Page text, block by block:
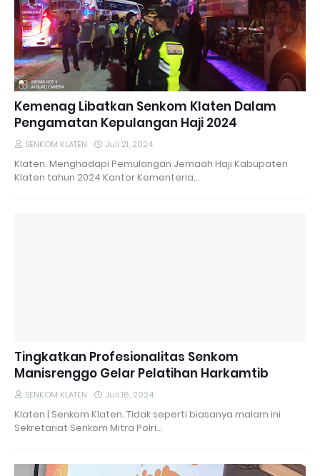
Kemenag Libatkan Senkom Klaten Dalam
Pengamatan Kepulangan Haji 2024
SENKOM KLATEN Juli 21, 2024
Klaten. Menghadapi Pemulangan Jemaah Haji Kabupaten
Klaten tahun 2024 Kantor Kementeria…
Tingkatkan Profesionalitas Senkom
Manisrenggo Gelar Pelatihan Harkamtib
SENKOM KLATEN Juli 16, 2024
Klaten | Senkom Klaten. Tidak seperti biasanya malam ini
Sekretariat Senkom Mitra Polri…